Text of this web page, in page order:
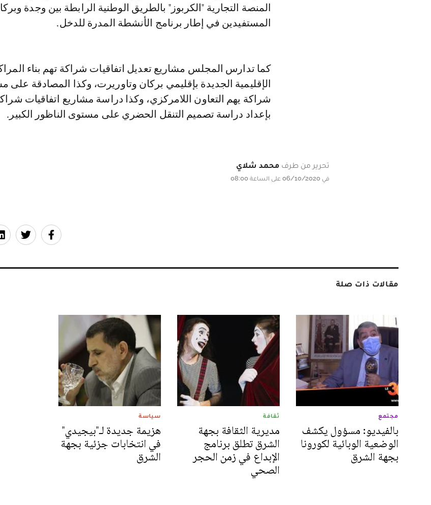
المنصة التجارية "الكربوز" بالطريق الوطنية الرابطة بين وجدة
المستفيدين في إطار برنامج الأنشطة المدرة للدخل.
كما تدارس المجلس مشاريع تعديل اتفاقيات شراكة تهم بناء
الإقليمية الجديدة بإقليمي بركان وتاوريرت، وكذا المصادقة على
شراكة يهم التعاون اللامركزي، وكذا دراسة مشاريع اتفاقيات
بإعداد دراسة تصميم التنقل الحضري على مستوى الناظور الكبير.
تحرير من طرف محمد شلاي
في 06/10/2020 على الساعة 08:00
مقالات ذات صلة
مجتمع
بالفيديو: مسؤول يكشف
الوضعية الوبائية لكورونا
بجهة الشرق
ثقافة
مديرية الثقافة بجهة
الشرق تطلق برنامج
الإبداع في زمن الحجر
الصحي
سياسة
هزيمة جديدة لـ"بيجيدي"
في انتخابات جزئية بجهة
الشرق